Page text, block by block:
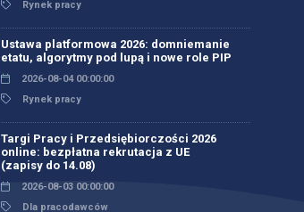
Rynek pracy
Ustawa platformowa 2026: domniemanie
etatu, algorytmy pod lupą i nowe role PIP
2026-08-04 00:00:00
Rynek pracy
Targi Pracy i Przedsiębiorczości 2026
online: bezpłatna rekrutacja z UE
(zapisy do 14.08)
2026-08-03 00:00:00
Dla pracodawców